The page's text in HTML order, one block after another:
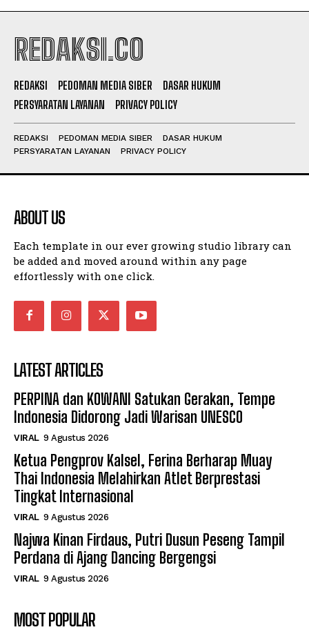
REDAKSI.CO
REDAKSI PEDOMAN MEDIA SIBER
DASAR HUKUM
PERSYARATAN LAYANAN
PRIVACY POLICY
REDAKSI PEDOMAN MEDIA SIBER
DASAR HUKUM
PERSYARATAN LAYANAN
PRIVACY POLICY
ABOUT US
Each template in our ever growing studio library can
be added and moved around within any page
effortlessly with one click.
LATEST ARTICLES
PERPINA dan KOWANI Satukan Gerakan, Tempe
Indonesia Didorong Jadi Warisan UNESCO
VIRAL 9 Agustus 2026
Ketua Pengprov Kalsel, Ferina Berharap Muay
Thai Indonesia Melahirkan Atlet Berprestasi
Tingkat Internasional
VIRAL 9 Agustus 2026
Najwa Kinan Firdaus, Putri Dusun Peseng Tampil
Perdana di Ajang Dancing Bergengsi
VIRAL 9 Agustus 2026
MOST POPULAR